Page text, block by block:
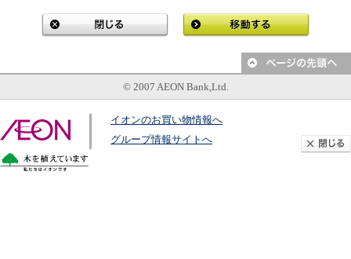
© 2007 AEON Bank,Ltd.
イオンのお買い物情報へ
グループ情報サイトへ